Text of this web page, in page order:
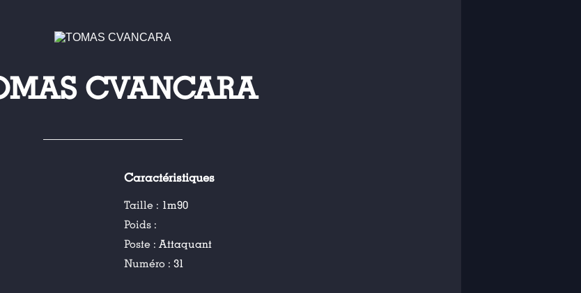
CVANCARA
Caractéristiques
Taille : 1m90
Poids :
Poste :Attaquant
Numéro :31